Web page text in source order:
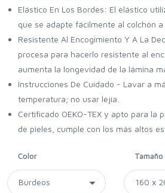
Elástico En Los Bordes: El elástico
que se adapte fácilmente al colchón
Resistente Al Encogimiento Y A La
procesa para hacerlo resistente al
aumenta la longevidad de la lámina
Instrucciones De Cuidado - Lavar a
temperatura; no usar lejía.
Certificado OEKO-TEX y apto para
de pieles, cumple con los más altos
Color Tamaño